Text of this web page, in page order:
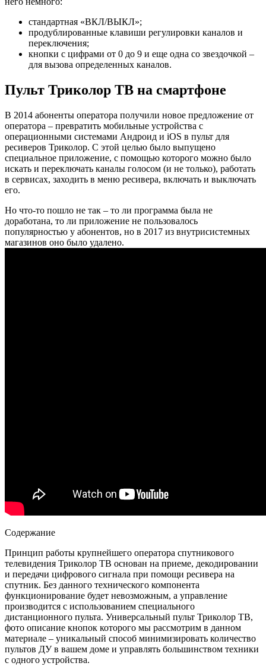
стандартная «ВКЛ/ВЫКЛ»;
продублированные клавиши регулировки каналов и
переключения;
кнопки с цифрами от 0 до 9 и еще одна со звездочкой –
для вызова определенных каналов.
Пульт Триколор ТВ на смартфоне
В 2014 абоненты оператора получили новое предложение от
оператора – превратить мобильные устройства с
операционными системами Андроид и iOS в пульт для
ресиверов Триколор. С этой целью было выпущено
специальное приложение, с помощью которого можно было
искать и переключать каналы голосом (и не только), работать
в сервисах, заходить в меню ресивера, включать и выключать
его.
Но что-то пошло не так – то ли программа была не
доработана, то ли приложение не пользовалось
популярностью у абонентов, но в 2017 из внутрисистемных
магазинов оно было удалено.
Содержание
Принцип работы крупнейшего оператора спутникового
телевидения Триколор ТВ основан на приеме, декодировании
и передачи цифрового сигнала при помощи ресивера на
спутник. Без данного технического компонента
функционирование будет невозможным, а управление
производится с использованием специального
дистанционного пульта. Универсальный пульт Триколор ТВ,
фото описание кнопок которого мы рассмотрим в данном
материале – уникальный способ минимизировать количество
пультов ДУ в вашем доме и управлять большинством техники
с одного устройства.